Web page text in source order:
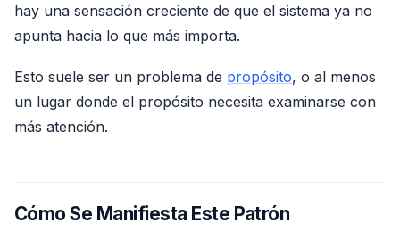
hay una sensación creciente de que el sistema ya no
apunta hacia lo que más importa.
Esto suele ser un problema de propósito, o al menos
un lugar donde el propósito necesita examinarse con
más atención.
Cómo Se Manifiesta Este Patrón